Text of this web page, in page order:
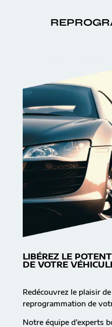
LIBÉREZ LE
DE VOTRE
Redécouvrez le plaisir
reprogrammation de
Notre équipe d’experts